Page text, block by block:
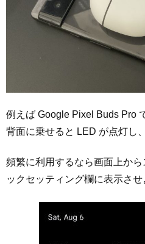
例えば Google Pixel Buds Pro
背面に乗せると LED が点灯し
頻繁に利用するなら画面上か
ックセッティング欄に表示させ